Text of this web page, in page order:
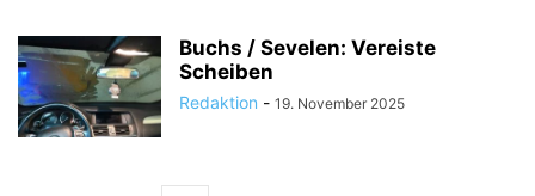
Buchs / Sevelen: Vereiste
Scheiben
Redaktion - 19. November 2025